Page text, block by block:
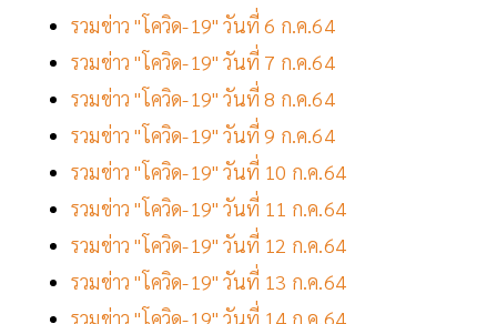
รวมข่าว "โควิด-19" วันที่ 6 ก.ค.64
รวมข่าว "โควิด-19" วันที่ 7 ก.ค.64
รวมข่าว "โควิด-19" วันที่ 8 ก.ค.64
รวมข่าว "โควิด-19" วันที่ 9 ก.ค.64
รวมข่าว "โควิด-19" วันที่ 10 ก.ค.64
รวมข่าว "โควิด-19" วันที่ 11 ก.ค.64
รวมข่าว "โควิด-19" วันที่ 12 ก.ค.64
รวมข่าว "โควิด-19" วันที่ 13 ก.ค.64
รวมข่าว "โควิด-19" วันที่ 14 ก.ค.64